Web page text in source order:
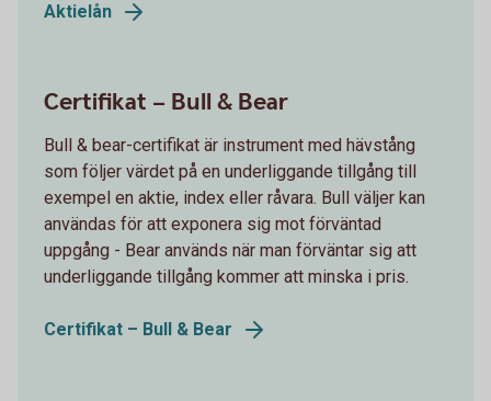
Aktielån
Certifikat – Bull & Bear
Bull & bear-certifikat är instrument med hävstång
som följer värdet på en underliggande tillgång till
exempel en aktie, index eller råvara. Bull väljer kan
användas för att exponera sig mot förväntad
uppgång - Bear används när man förväntar sig att
underliggande tillgång kommer att minska i pris.
Certifikat – Bull & Bear